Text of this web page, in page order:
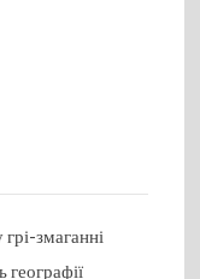
змаганні
географії